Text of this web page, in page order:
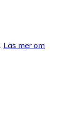
Läs mer om